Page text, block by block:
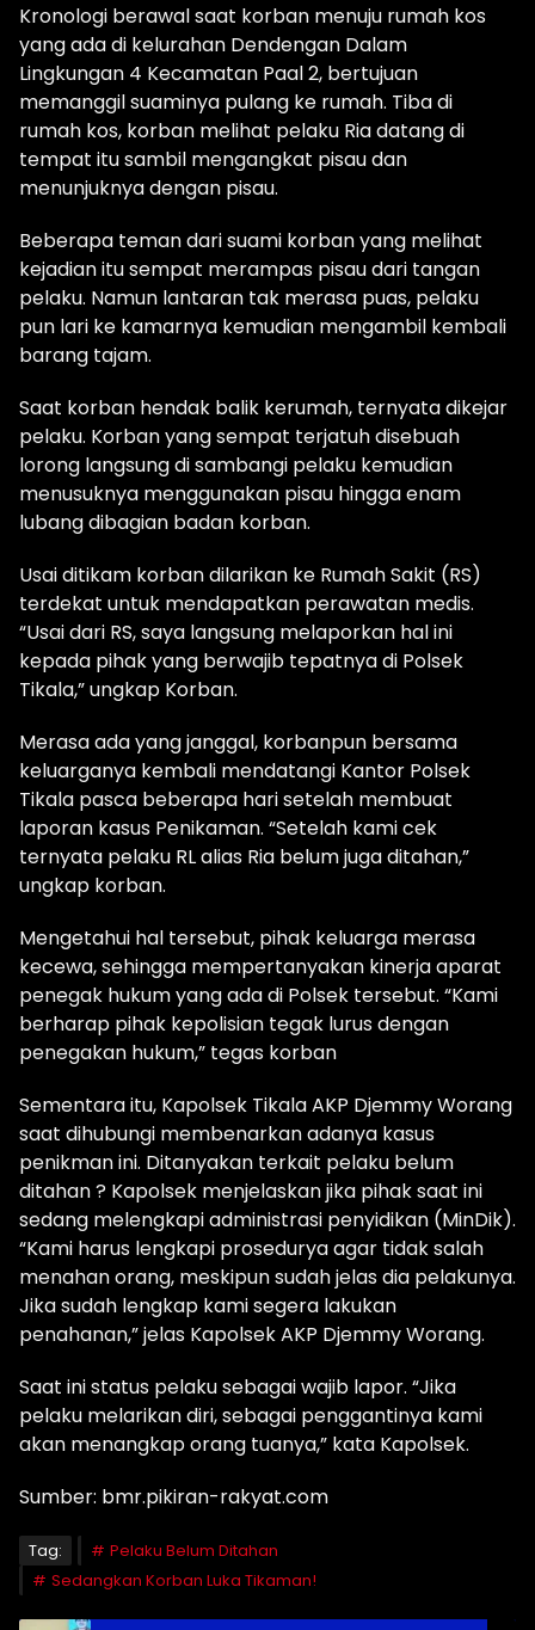
Kronologi berawal saat korban menuju rumah kos
yang ada di kelurahan Dendengan Dalam
Lingkungan 4 Kecamatan Paal 2, bertujuan
memanggil suaminya pulang ke rumah. Tiba di
rumah kos, korban melihat pelaku Ria datang di
tempat itu sambil mengangkat pisau dan
menunjuknya dengan pisau.
Beberapa teman dari suami korban yang melihat
kejadian itu sempat merampas pisau dari tangan
pelaku. Namun lantaran tak merasa puas, pelaku
pun lari ke kamarnya kemudian mengambil kembali
barang tajam.
Saat korban hendak balik kerumah, ternyata dikejar
pelaku. Korban yang sempat terjatuh disebuah
lorong langsung di sambangi pelaku kemudian
menusuknya menggunakan pisau hingga enam
lubang dibagian badan korban.
Usai ditikam korban dilarikan ke Rumah Sakit (RS)
terdekat untuk mendapatkan perawatan medis.
“Usai dari RS, saya langsung melaporkan hal ini
kepada pihak yang berwajib tepatnya di Polsek
Tikala,” ungkap Korban.
Merasa ada yang janggal, korbanpun bersama
keluarganya kembali mendatangi Kantor Polsek
Tikala pasca beberapa hari setelah membuat
laporan kasus Penikaman. “Setelah kami cek
ternyata pelaku RL alias Ria belum juga ditahan,”
ungkap korban.
Mengetahui hal tersebut, pihak keluarga merasa
kecewa, sehingga mempertanyakan kinerja aparat
penegak hukum yang ada di Polsek tersebut. “Kami
berharap pihak kepolisian tegak lurus dengan
penegakan hukum,” tegas korban
Sementara itu, Kapolsek Tikala AKP Djemmy Worang
saat dihubungi membenarkan adanya kasus
penikman ini. Ditanyakan terkait pelaku belum
ditahan ? Kapolsek menjelaskan jika pihak saat ini
sedang melengkapi administrasi penyidikan (MinDik).
“Kami harus lengkapi prosedurya agar tidak salah
menahan orang, meskipun sudah jelas dia pelakunya.
Jika sudah lengkap kami segera lakukan
penahanan,” jelas Kapolsek AKP Djemmy Worang.
Saat ini status pelaku sebagai wajib lapor. “Jika
pelaku melarikan diri, sebagai penggantinya kami
akan menangkap orang tuanya,” kata Kapolsek.
Sumber: bmr.pikiran-rakyat.com
Tag:
Pelaku Belum Ditahan
Sedangkan Korban Luka Tikaman!